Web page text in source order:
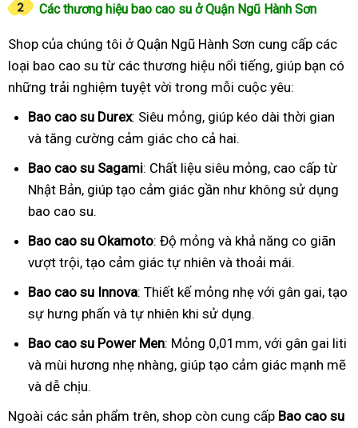
Các thương hiệu bao cao su ở Quận Ngũ Hành Sơn
Shop của chúng tôi ở Quận Ngũ Hành Sơn cung cấp các
loại bao cao su từ các thương hiệu nổi tiếng, giúp bạn có
những trải nghiệm tuyệt vời trong mỗi cuộc yêu:
Bao cao su Durex: Siêu mỏng, giúp kéo dài thời gian
và tăng cường cảm giác cho cả hai.
Bao cao su Sagami: Chất liệu siêu mỏng, cao cấp từ
Nhật Bản, giúp tạo cảm giác gần như không sử dụng
bao cao su.
Bao cao su Okamoto: Độ mỏng và khả năng co giãn
vượt trội, tạo cảm giác tự nhiên và thoải mái.
Bao cao su Innova: Thiết kế mỏng nhẹ với gân gai, tạo
sự hưng phấn và tự nhiên khi sử dụng.
Bao cao su Power Men: Mỏng 0,01mm, với gân gai liti
và mùi hương nhẹ nhàng, giúp tạo cảm giác mạnh mẽ
và dễ chịu.
Ngoài các sản phẩm trên, shop còn cung cấp Bao cao su